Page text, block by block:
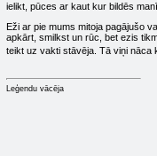
ielikt, pūces ar kaut kur bildēs
Eži ar pie mums mitoja pagājušo
apkārt, smilkst un rūc, bet ezis
teikt uz vakti stāvēja. Tā viņi
Leģendu vācēja